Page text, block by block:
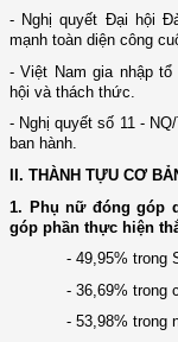
- Nghị quyết Đại hội
mạnh toàn diện công
- Việt Nam gia nhập
hội và thách thức.
- Nghị quyết số 11 -
ban hành.
II. THÀNH TỰU CƠ
1. Phụ nữ đóng góp
góp phần thực hiện
- 49,95% trong
- 36,69% trong
- 53,98% trong